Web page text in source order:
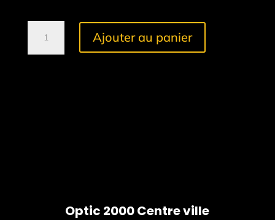
Ajouter au panier
Optic 2000 Centre ville